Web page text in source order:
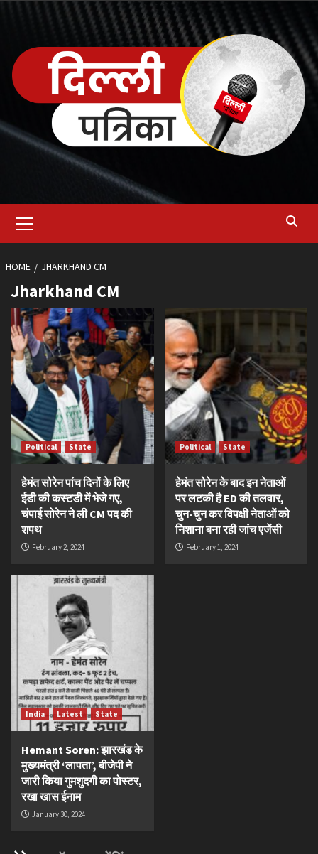
content
Menu
HOME JHARKHAND CM
Jharkhand CM
Political State
हेमंत सोरेन पांच दिनों के लिए
ईडी की कस्टडी में भेजे गए,
चंपाई सोरेन ने ली CM पद की
शपथ
February 2, 2024
Political State
हेमंत सोरेन के बाद इन नेताओं
पर लटकी है ED की तलवार,
चुन-चुन कर विपक्षी नेताओं को
निशाना बना रही जांच एजेंसी
February 1, 2024
India Latest State
Hemant Soren: झारखंड के
मुख्यमंत्री ‘लापता’, बीजेपी ने
जारी किया गुमशुदगी का पोस्टर,
रखा खास ईनाम
January 30, 2024